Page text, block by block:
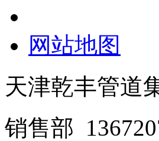
网站地图
天津乾丰管道
销售部